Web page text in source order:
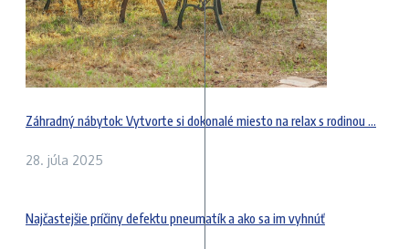
Záhradný nábytok: Vytvorte si dokonalé miesto na relax s rodinou ...
28. júla 2025
Najčastejšie príčiny defektu pneumatík a ako sa im vyhnúť